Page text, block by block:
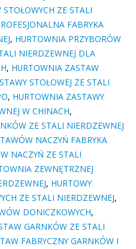
ZE STALI
FABRYKA
, HURTOWNIA PRZYBORÓW
NIERDZEWNEJ DLA
, HURTOWNIA ZASTAW
STOŁOWEJ ZE STALI
, HURTOWNIA ZASTAWY
W CHINACH,
ZE STALI NIERDZEWNEJ
NACZYŃ FABRYKA
NACZYŃ ZE STALI
ZEWNĘTRZNEJ
, HURTOWY
ZE STALI NIERDZEWNEJ,
DONICZKOWYCH,
GARNKÓW ZE STALI
FABRYCZNY GARNKÓW I